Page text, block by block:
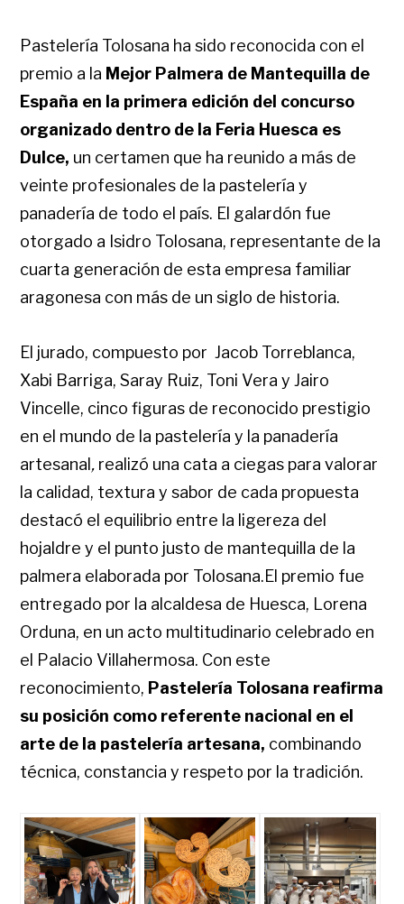
Pastelería Tolosana ha sido reconocida con el
premio a la Mejor Palmera de Mantequilla de
España en la primera edición del concurso
organizado dentro de la Feria Huesca es
Dulce, un certamen que ha reunido a más de
veinte profesionales de la pastelería y
panadería de todo el país. El galardón fue
otorgado a Isidro Tolosana, representante de la
cuarta generación de esta empresa familiar
aragonesa con más de un siglo de historia.
El jurado, compuesto por Jacob Torreblanca,
Xabi Barriga, Saray Ruiz, Toni Vera y Jairo
Vincelle, cinco figuras de reconocido prestigio
en el mundo de la pastelería y la panadería
artesanal, realizó una cata a ciegas para valorar
la calidad, textura y sabor de cada propuesta
destacó el equilibrio entre la ligereza del
hojaldre y el punto justo de mantequilla de la
palmera elaborada por Tolosana.El premio fue
entregado por la alcaldesa de Huesca, Lorena
Orduna, en un acto multitudinario celebrado en
el Palacio Villahermosa. Con este
reconocimiento, Pastelería Tolosana reafirma
su posición como referente nacional en el
arte de la pastelería artesana, combinando
técnica, constancia y respeto por la tradición.